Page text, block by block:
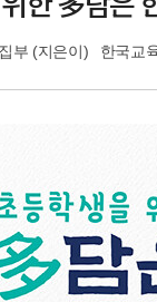
부 (지은이) 한국교